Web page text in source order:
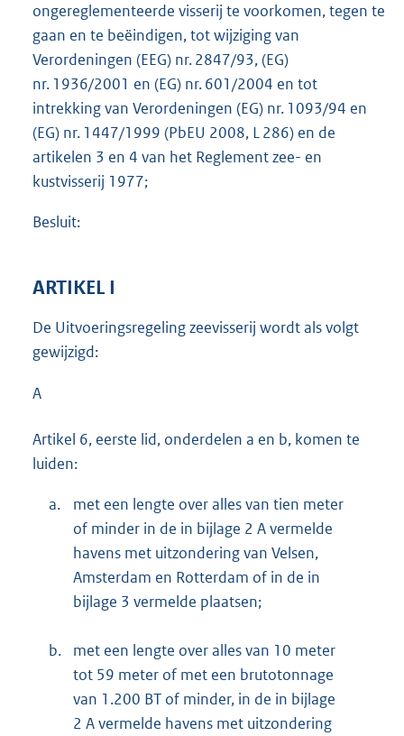
ongereglementeerde visserij te voorkomen, tegen te
gaan en te beëindigen, tot wijziging van
Verordeningen (EEG) nr. 2847/93, (EG)
nr. 1936/2001 en (EG) nr. 601/2004 en tot
intrekking van Verordeningen (EG) nr. 1093/94 en
(EG) nr. 1447/1999 (PbEU 2008, L 286) en de
artikelen 3 en 4 van het Reglement zee- en
kustvisserij 1977;
Besluit:
ARTIKEL I
De Uitvoeringsregeling zeevisserij wordt als volgt
gewijzigd:
A
Artikel 6, eerste lid, onderdelen a en b, komen te
luiden:
a.
met een lengte over alles van tien meter
of minder in de in bijlage 2 A vermelde
havens met uitzondering van Velsen,
Amsterdam en Rotterdam of in de in
bijlage 3 vermelde plaatsen;
b.
met een lengte over alles van 10 meter
tot 59 meter of met een brutotonnage
van 1.200 BT of minder, in de in bijlage
2 A vermelde havens met uitzondering